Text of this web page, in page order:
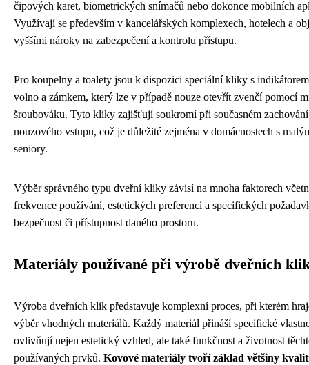
čipových karet, biometrických snímačů nebo dokonce mobilních
Využívají se především v kancelářských komplexech, hotelech a
vyššími nároky na zabezpečení a kontrolu přístupu.
Pro koupelny a toalety jsou k dispozici speciální kliky s
volno a zámkem, který lze v případě nouze otevřít zvenčí pomocí
šroubováku. Tyto kliky zajišťují soukromí při současném
nouzového vstupu, což je důležité zejména v domácnostech s
seniory.
Výběr správného typu dveřní kliky závisí na mnoha faktorech
frekvence používání, estetických preferencí a specifických
bezpečnost či přístupnost daného prostoru.
Materiály používané při výrobě dveřních
Výroba dveřních klik představuje komplexní proces, při kterém
výběr vhodných materiálů. Každý materiál přináší specifické
ovlivňují nejen estetický vzhled, ale také funkčnost a životnost
používaných prvků. Kovové materiály tvoří základ většiny